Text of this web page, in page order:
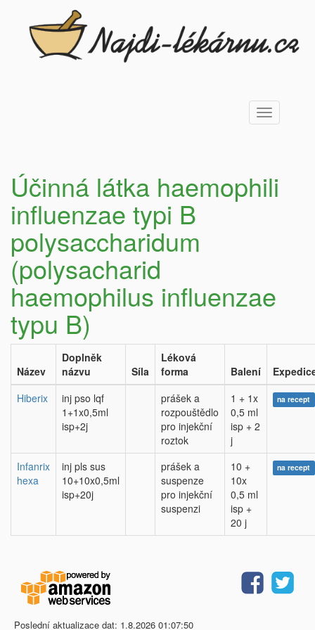
Toggle
navigation
Účinná látka haemophili
influenzae typi B
polysaccharidum
(polysacharid
haemophilus influenzae
typu B)
Název
Doplněk
názvu
Síla
Léková
forma
Balení
Hiberix
inj pso lqf
1+1x0,5ml
isp+2j
prášek a
rozpouštědlo
pro injekční
roztok
1 + 1x
0,5 ml
isp + 2
j
na recept
Infanrix
hexa
inj pls sus
10+10x0,5ml
isp+20j
prášek a
suspenze
pro injekční
suspenzi
10 +
10x
0,5 ml
isp +
20 j
na recept
Poslední aktualizace dat: 1.8.2026 01:07:50